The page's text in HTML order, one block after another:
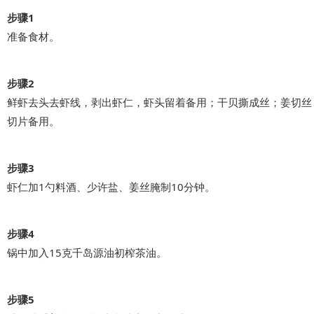
步骤1
准备食材。
步骤2
鲜虾去头去虾线，剥出虾仁，虾头留着备用；干贝撕成丝；姜切
切片备用。
步骤3
虾仁加1勺料酒、少许盐、姜丝腌制10分钟。
步骤4
锅中加入15克千岛源油初榨茶油。
步骤5